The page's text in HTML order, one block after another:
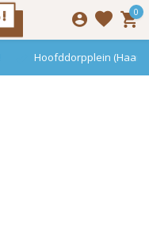
0
Hoofddorpplein